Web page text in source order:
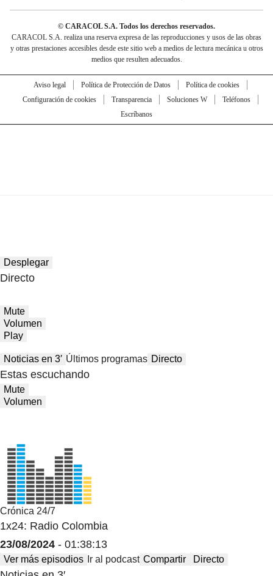
© CARACOL S.A. Todos los derechos reservados.
CARACOL S.A. realiza una reserva expresa de las reproducciones y usos de las obras
y otras prestaciones accesibles desde este sitio web a medios de lectura mecánica u otros
medios que resulten adecuados.
Aviso legal Política de Protección de Datos
Política de cookies
Configuración de cookies
Transparencia Soluciones W
Teléfonos
Escríbanos
Desplegar
Directo
Mute
Volumen
Play
Noticias en 3′ Últimos programas Directo
Estas escuchando
Mute
Volumen
Crónica 24/7
1x24: Radio Colombia
23/08/2024 - 01:38:13
Ver más episodios Ir al podcast Compartir Directo